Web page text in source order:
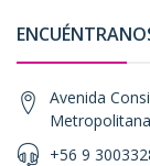
Avenida
+56 9